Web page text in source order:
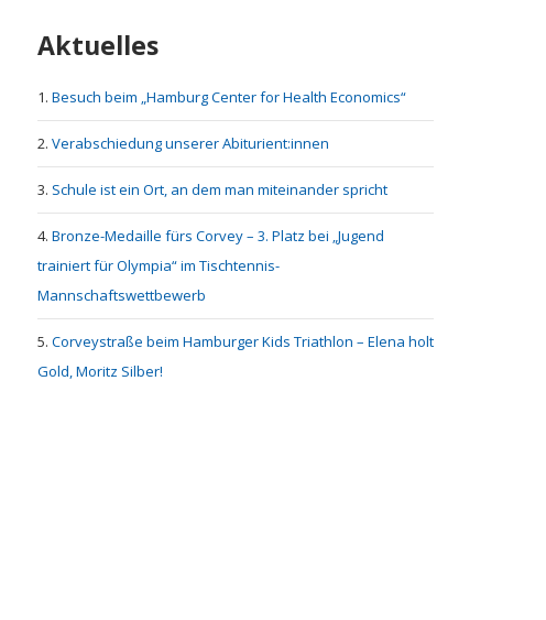
Aktuelles
Besuch beim „Hamburg Center for Health Economics“
Verabschiedung unserer Abiturient:innen
Schule ist ein Ort, an dem man miteinander spricht
Bronze-Medaille fürs Corvey – 3. Platz bei „Jugend
trainiert für Olympia“ im Tischtennis-
Mannschaftswettbewerb
Corveystraße beim Hamburger Kids Triathlon – Elena holt
Gold, Moritz Silber!